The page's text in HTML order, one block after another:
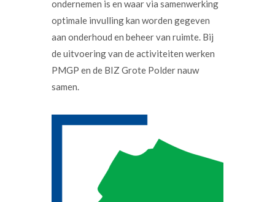
ondernemen is en waar via samenwerking
optimale invulling kan worden gegeven
aan onderhoud en beheer van ruimte. Bij
de uitvoering van de activiteiten werken
PMGP en de BIZ Grote Polder nauw
samen.